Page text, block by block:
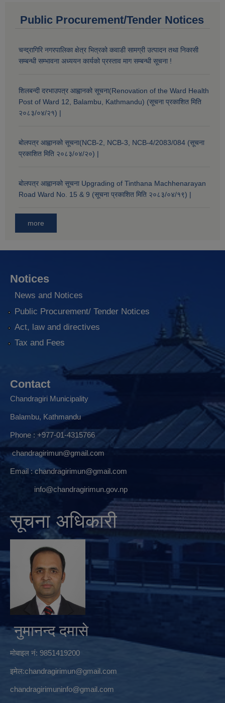
Public Procurement/Tender Notices
चन्द्रागिरि नगरपालिका क्षेत्र भित्रको कवाडी सामग्री उत्पादन तथा निकासी
सम्बन्धी सम्भावना अध्ययन कार्यको प्रस्ताव माग सम्बन्धी सूचना !
शिलबन्दी दरभाउपत्र आह्वानको सूचना(Renovation of the Ward Health
Post of Ward 12, Balambu, Kathmandu) (सूचना प्रकाशित मिति
२०८३/०४/२१) |
बोलपत्र आह्वानको सूचना(NCB-2, NCB-3, NCB-4/2083/084 (सूचना
प्रकाशित मिति २०८३/०४/२०) |
बोलपत्र आह्वानको सूचना Upgrading of Tinthana Machhenarayan
Road Ward No. 15 & 9 (सूचना प्रकाशित मिति २०८३/०४/१९) |
more
Notices
News and Notices
Public Procurement/ Tender Notices
Act, law and directives
Tax and Fees
Contact
Chandragiri Municipality
Balambu, Kathmandu
Phone : +977-01-4315766
chandragirimun@gmail.com
Email :chandragirimun@gmail.com
info@chandragirimun.gov.np
सूचना अधिकारी
नुमानन्द दमासे
मोबाइल नं: 9851419200
इमेल:chandragirimun@gmail.com
chandragirimuninfo@gmail.com